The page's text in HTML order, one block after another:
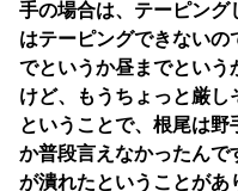
手の場合は、テーピン
はテーピングできないの
でというか昼までとい
けど、もうちょっと厳し
ということで、根尾は
か普段言えなかったん
が潰れたということがあ